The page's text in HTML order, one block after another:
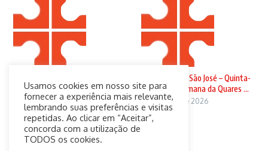
29 de março de 2026
Solenidade de São José – Quinta-
feira da 4ª Semana da Quares ...
19 de março de 2026
Usamos cookies em nosso site para
fornecer a experiência mais relevante,
lembrando suas preferências e visitas
repetidas. Ao clicar em “Aceitar”,
concorda com a utilização de
TODOS os cookies.